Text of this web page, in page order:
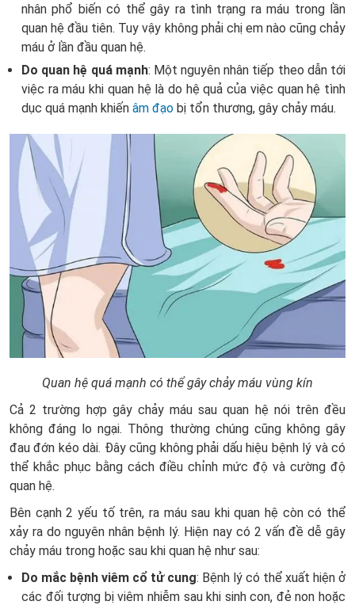
nhân phổ biến có thể gây ra tình trạng ra máu trong lần
quan hệ đầu tiên. Tuy vậy không phải chị em nào cũng chảy
máu ở lần đầu quan hệ.
Do quan hệ quá mạnh: Một nguyên nhân tiếp theo dẫn tới
việc ra máu khi quan hệ là do hệ quả của việc quan hệ tình
dục quá mạnh khiến âm đạo bị tổn thương, gây chảy máu.
Quan hệ quá mạnh có thể gây chảy máu vùng kín
Cả 2 trường hợp gây chảy máu sau quan hệ nói trên đều
không đáng lo ngại. Thông thường chúng cũng không gây
đau đớn kéo dài. Đây cũng không phải dấu hiệu bệnh lý và có
thể khắc phục bằng cách điều chỉnh mức độ và cường độ
quan hệ.
Bên cạnh 2 yếu tố trên, ra máu sau khi quan hệ còn có thể
xảy ra do nguyên nhân bệnh lý. Hiện nay có 2 vấn đề dễ gây
chảy máu trong hoặc sau khi quan hệ như sau:
Do mắc bệnh viêm cổ tử cung: Bệnh lý có thể xuất hiện ở
các đối tượng bị viêm nhiễm sau khi sinh con, đẻ non hoặc